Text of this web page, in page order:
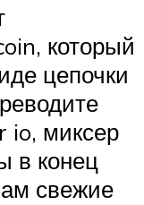
который
цепочки
io, миксер
в конец
свежие